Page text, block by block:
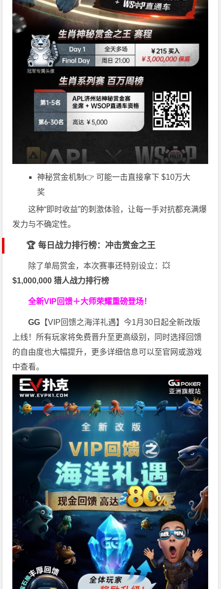
神秘赏金机制👉 可能一击直接拿下 $10万大
奖
这种“即时收益”的刺激体验，让每一手对抗都充满爆
发力与不确定性。
🏆 每日战力排行榜：冲击赏金之王
除了单局赏金，本次赛事还特别设立：💥
$1,000,000 猎人战力排行榜
全新VIP回馈＋大师荣耀重磅登场！
GG 【VIP回馈之海洋礼遇】今1月30日起全新改版
上线！所有玩家将免费晋升至更高级别，同时选择回馈
的自由度也大幅提升，更多详细信息可以至官网或游戏
中查看。